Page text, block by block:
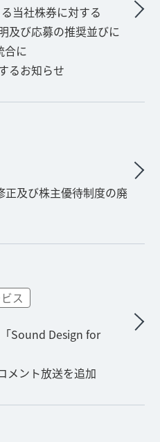
当社株券に対する
及び応募の推奨並びに
合に
るお知らせ
正及び株主優待制度の廃
ス
Sound Design for
メント放送を追加